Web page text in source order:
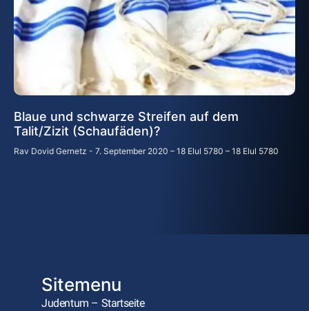
Blaue und schwarze Streifen auf dem
Talit/Zizit (Schaufäden)?
Rav Dovid Gernetz 7. September 2020 – 18 Elul 5780 – 18 Elul 5780
Sitemenu
Judentum – Startseite